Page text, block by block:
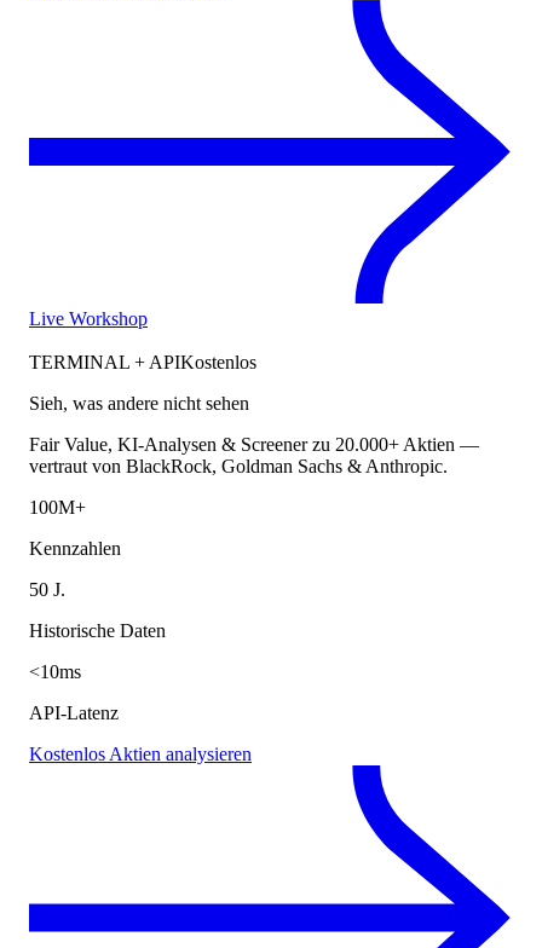
Live Workshop
TERMINAL + APIKostenlos
Sieh, was andere nicht sehen
Fair Value, KI-Analysen & Screener zu 20.000+ Aktien —
vertraut von BlackRock, Goldman Sachs & Anthropic.
100M+
Kennzahlen
50 J.
Historische Daten
<10ms
API-Latenz
Kostenlos Aktien analysieren